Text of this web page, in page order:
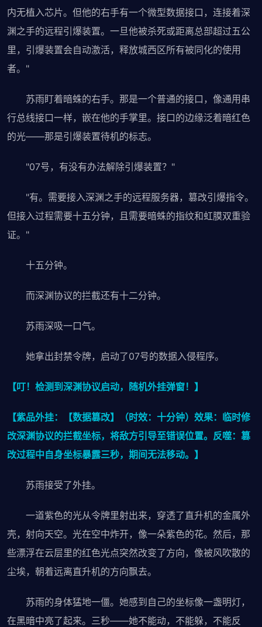
内无植入芯片。但他的右手有一个微型数据接口，连接着深
渊之手的远程引爆装置。一旦他被杀死或距离总部超过五公
里，引爆装置会自动激活，释放城西区所有被同化的使用
者。"
苏雨盯着暗蛛的右手。那是一个普通的接口，像通用串
行总线接口一样，嵌在他的手掌里。接口的边缘泛着暗红色
的光——那是引爆装置待机的标志。
"07号，有没有办法解除引爆装置？"
"有。需要接入深渊之手的远程服务器，篡改引爆指令。
但接入过程需要十五分钟，且需要暗蛛的指纹和虹膜双重验
证。"
十五分钟。
而深渊协议的拦截还有十二分钟。
苏雨深吸一口气。
她拿出封禁令牌，启动了07号的数据入侵程序。
【叮！检测到深渊协议启动，随机外挂弹窗！】
【紫品外挂：【数据篡改】（时效：十分钟）效果：临时修
改深渊协议的拦截坐标，将敌方引导至错误位置。反噬：篡
改过程中自身坐标暴露三秒，期间无法移动。】
苏雨接受了外挂。
一道紫色的光从令牌里射出来，穿透了直升机的金属外
壳，射向天空。光在空中炸开，像一朵紫色的花。然后，那
些漂浮在云层里的红色光点突然改变了方向，像被风吹散的
尘埃，朝着远离直升机的方向飘去。
苏雨的身体猛地一僵。她感到自己的坐标像一盏明灯，
在黑暗中亮了起来。三秒——她不能动，不能躲，不能反